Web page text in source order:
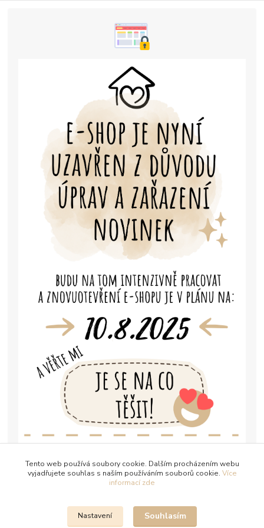
Tento web používá soubory cookie. Dalším procházením webu
vyjadřujete souhlas s naším používáním souborů cookie. Více
informací zde
Nastavení Souhlasím